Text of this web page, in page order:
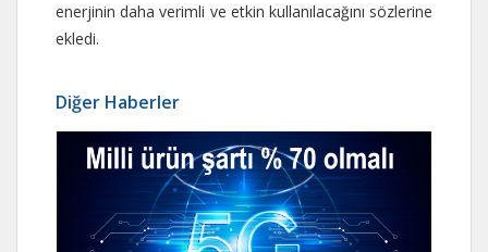
enerjinin daha verimli ve etkin kullanılacağını sözlerine
ekledi.
Diğer Haberler